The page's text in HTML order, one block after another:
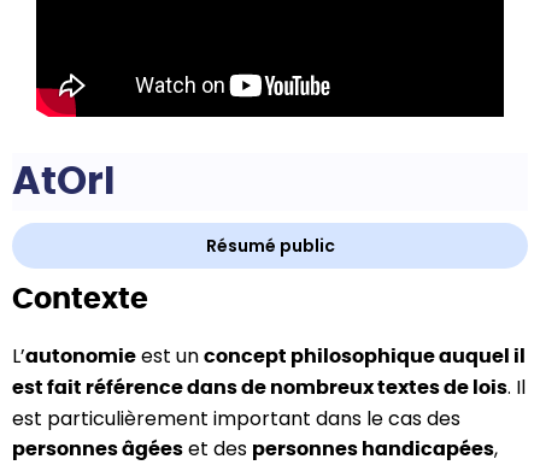
AtOrI
Résumé public
Contexte
L’autonomie est un concept philosophique auquel il
est fait référence dans de nombreux textes de lois. Il
est particulièrement important dans le cas des
personnes âgées et des personnes handicapées,